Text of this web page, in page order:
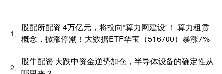
1、
股配所配资 4万亿元，将投向“算力网建设”！ 算力租赁
概念，掀涨停潮！大数据ETF华宝（516700）暴涨7%
2、
股牛配资 大跌中资金逆势加仓，半导体设备的确定性从